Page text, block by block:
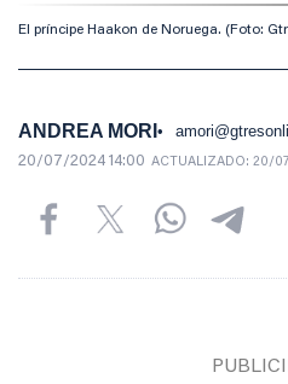
El príncipe Haakon de Noruega. (Foto:
ANDREA MORI
20/07/2024 14:00 ACTUALIZADO: 20/